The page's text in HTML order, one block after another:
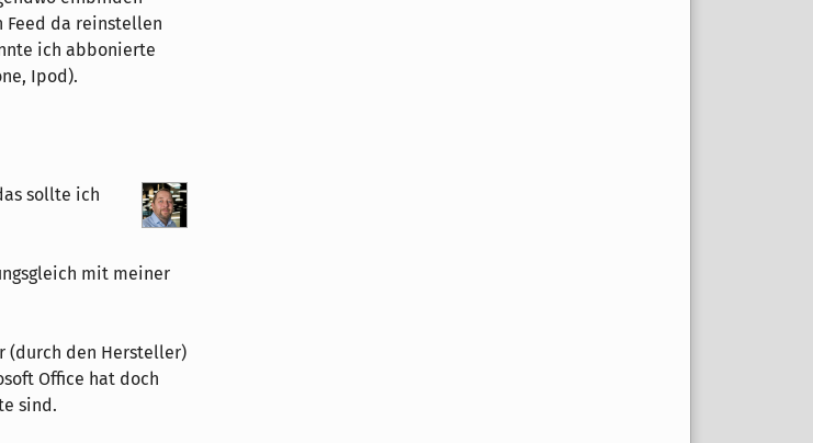
Feed da reinstellen
ich abbonierte
Ipod).
sollte ich
mit meiner
(durch den Hersteller)
Office hat doch
sind.